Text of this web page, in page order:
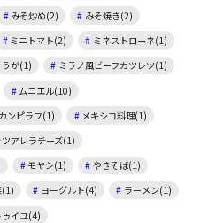
みそ炒め(2)
みそ焼き(2)
ミニトマト(2)
ミネストローネ(1)
うが(1)
ミラノ風ビーフカツレツ(1)
ムニエル(10)
ンピラフ(1)
メキシコ料理(1)
ツアレラチーズ(1)
モヤシ(1)
やきそば(1)
(1) ヨーグルト(4)
ラーメン(1)
ゥイユ(4)